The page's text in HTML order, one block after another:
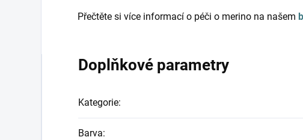
Přečtěte si více informací o péči o merino na našem
Doplňkové parametry
Kategorie:
Barva: